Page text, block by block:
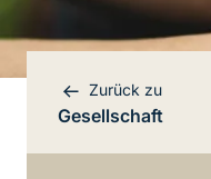
Zurück zu
Gesellschaft